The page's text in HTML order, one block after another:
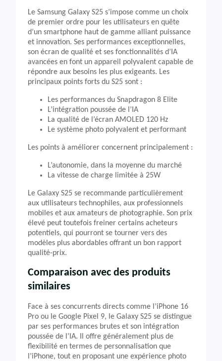
Le Samsung Galaxy S25 s’impose comme un choix
de premier ordre pour les utilisateurs en quête
d’un smartphone haut de gamme alliant puissance
et innovation. Ses performances exceptionnelles,
son écran de qualité et ses fonctionnalités d’IA
avancées en font un appareil polyvalent capable de
répondre aux besoins les plus exigeants. Les
principaux points forts du S25 sont :
Les performances du Snapdragon 8 Elite
L’intégration poussée de l’IA
La qualité de l’écran AMOLED 120 Hz
Le système photo polyvalent et performant
Les points à améliorer concernent principalement :
L’autonomie, dans la moyenne du marché
La vitesse de charge limitée à 25W
Le Galaxy S25 se recommande particulièrement
aux utilisateurs technophiles, aux professionnels
mobiles et aux amateurs de photographie. Son prix
élevé peut toutefois freiner certains acheteurs
potentiels, qui pourront se tourner vers des
modèles plus abordables offrant un bon rapport
qualité-prix.
Comparaison avec des produits
similaires
Face à ses concurrents directs comme l’iPhone 16
Pro ou le Google Pixel 9, le Galaxy S25 se distingue
par ses performances brutes et son intégration
poussée de l’IA. Il offre généralement plus de
flexibilité en termes de personnalisation que
l’iPhone, tout en proposant une expérience photo